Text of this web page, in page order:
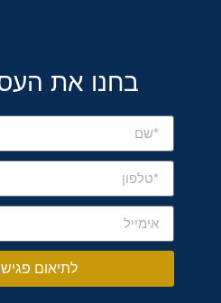
בחנו את העסק Online
לתיאום פגישת